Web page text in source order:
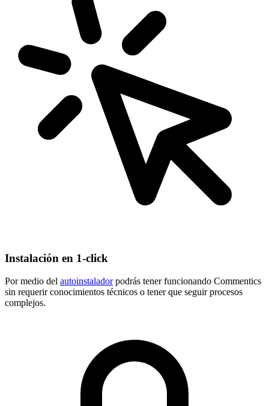
Instalación en 1-click
Por medio del autoinstaladorpodrás tener funcionando Commentics
sin requerir conocimientos técnicos o tener que seguir procesos
complejos.